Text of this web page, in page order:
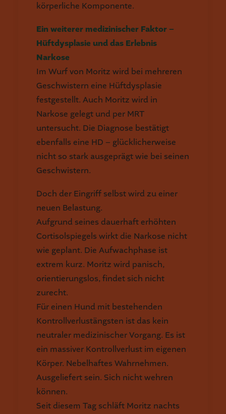
körperliche Komponente.
Ein weiterer medizinischer Faktor –
Hüftdysplasie und das Erlebnis
Narkose
Im Wurf von Moritz wird bei mehreren
Geschwistern eine Hüftdysplasie
festgestellt. Auch Moritz wird in
Narkose gelegt und per MRT
untersucht. Die Diagnose bestätigt
ebenfalls eine HD – glücklicherweise
nicht so stark ausgeprägt wie bei seinen
Geschwistern.
Doch der Eingriff selbst wird zu einer
neuen Belastung.
Aufgrund seines dauerhaft erhöhten
Cortisolspiegels wirkt die Narkose nicht
wie geplant. Die Aufwachphase ist
extrem kurz. Moritz wird panisch,
orientierungslos, findet sich nicht
zurecht.
Für einen Hund mit bestehenden
Kontrollverlustängsten ist das kein
neutraler medizinischer Vorgang. Es ist
ein massiver Kontrollverlust im eigenen
Körper. Nebelhaftes Wahrnehmen.
Ausgeliefert sein. Sich nicht wehren
können.
Seit diesem Tag schläft Moritz nachts